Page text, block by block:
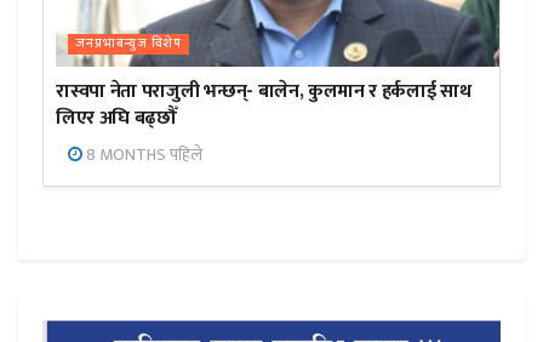
जनप्रभाबन्युज विशेष
रास्वपा नेता पराजुली भन्छन्- बालेन, कुलमान र हर्कलाई साथ
लिएर अघि बढ्छौँ
8 MONTHS पहिले